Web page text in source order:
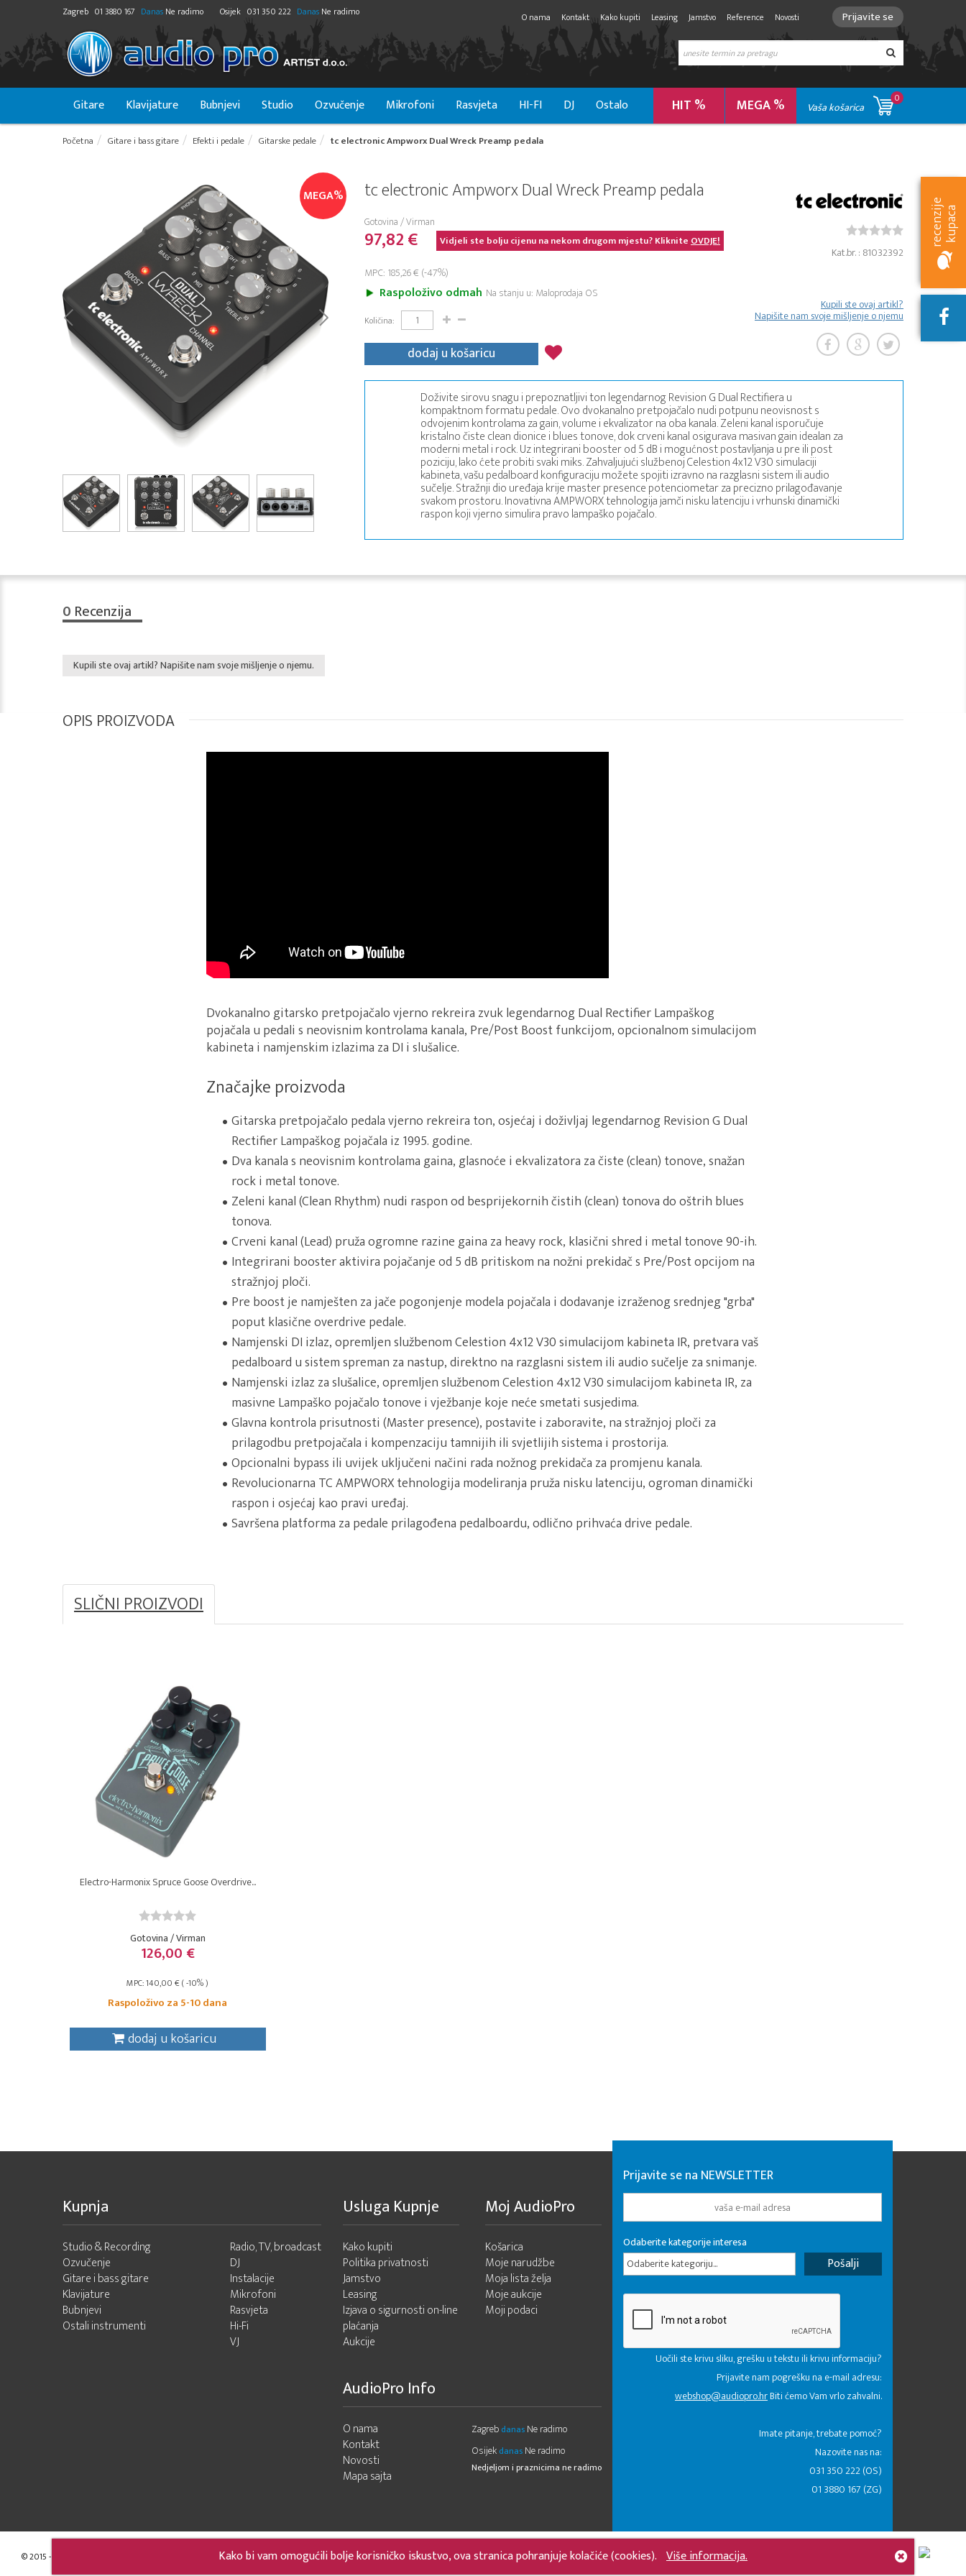
Zagreb 01 3880 167 Danas Ne radimo Osijek 031 350 222 Danas Ne radimo Prijavite se
O nama Kontakt Kako kupiti Leasing Jamstvo Reference Novosti
Gitare Klavijature Bubnjevi Studio Ozvučenje Mikrofoni Rasvjeta HI-FI DJ Ostalo Vaša košarica
0
MEGA %
HIT %
Početna Gitare i bass gitare Efekti i pedale Gitarske pedale tc electronic Ampworx Dual Wreck Preamp pedala
MEGA% tc electronic Ampworx Dual Wreck Preamp pedala
Gotovina / Virman
97,82 € Vidjeli ste bolju cijenu na nekom drugom mjestu? KlikniteOVDJE!
MPC: 185,26 € (-47%)
Raspoloživo odmah Na stanju u: Maloprodaja OS
Količina:
dodaj u košaricu
Kat.br. : 81032392
Kupili ste ovaj artikl?
Napišite nam svoje mišljenje o njemu
Doživite sirovu snagu i prepoznatljivi ton legendarnog Revision G Dual Rectifiera u
kompaktnom formatu pedale. Ovo dvokanalno pretpojačalo nudi potpunu neovisnost s
odvojenim kontrolama za gain, volume i ekvalizator na oba kanala. Zeleni kanal isporučuje
kristalno čiste clean dionice i blues tonove, dok crveni kanal osigurava masivan gain idealan za
moderni metal i rock. Uz integrirani booster od 5 dB i mogućnost postavljanja u pre ili post
poziciju, lako ćete probiti svaki miks. Zahvaljujući službenoj Celestion 4x12 V30 simulaciji
kabineta, vašu pedalboard konfiguraciju možete spojiti izravno na razglasni sistem ili audio
sučelje. Stražnji dio uređaja krije master presence potenciometar za precizno prilagođavanje
svakom prostoru. Inovativna AMPWORX tehnologija jamči nisku latenciju i vrhunski dinamički
raspon koji vjerno simulira pravo lampaško pojačalo.
0 Recenzija
Kupili ste ovaj artikl? Napišite nam svoje mišljenje o njemu.
OPIS PROIZVODA
Dvokanalno gitarsko pretpojačalo vjerno rekreira zvuk legendarnog Dual Rectifier Lampaškog
pojačala u pedali s neovisnim kontrolama kanala, Pre/Post Boost funkcijom, opcionalnom simulacijom
kabineta i namjenskim izlazima za DI i slušalice.
Značajke proizvoda
Gitarska pretpojačalo pedala vjerno rekreira ton, osjećaj i doživljaj legendarnog Revision G Dual
Rectifier Lampaškog pojačala iz 1995. godine.
Dva kanala s neovisnim kontrolama gaina, glasnoće i ekvalizatora za čiste (clean) tonove, snažan
rock i metal tonove.
Zeleni kanal (Clean Rhythm) nudi raspon od besprijekornih čistih (clean) tonova do oštrih blues
tonova.
Crveni kanal (Lead) pruža ogromne razine gaina za heavy rock, klasični shred i metal tonove 90-ih.
Integrirani booster aktivira pojačanje od 5 dB pritiskom na nožni prekidač s Pre/Post opcijom na
stražnjoj ploči.
Pre boost je namješten za jače pogonjenje modela pojačala i dodavanje izraženog srednjeg "grba"
poput klasične overdrive pedale.
Namjenski DI izlaz, opremljen službenom Celestion 4x12 V30 simulacijom kabineta IR, pretvara vaš
pedalboard u sistem spreman za nastup, direktno na razglasni sistem ili audio sučelje za snimanje.
Namjenski izlaz za slušalice, opremljen službenom Celestion 4x12 V30 simulacijom kabineta IR, za
masivne Lampaško pojačalo tonove i vježbanje koje neće smetati susjedima.
Glavna kontrola prisutnosti (Master presence), postavite i zaboravite, na stražnjoj ploči za
prilagodbu pretpojačala i kompenzaciju tamnijih ili svjetlijih sistema i prostorija.
Opcionalni bypass ili uvijek uključeni načini rada nožnog prekidača za promjenu kanala.
Revolucionarna TC AMPWORX tehnologija modeliranja pruža nisku latenciju, ogroman dinamički
raspon i osjećaj kao pravi uređaj.
Savršena platforma za pedale prilagođena pedalboardu, odlično prihvaća drive pedale.
SLIČNI PROIZVODI
Electro-Harmonix Spruce Goose Overdrive...
Gotovina / Virman
126,00 €
MPC: 140,00 € ( -10% )
Raspoloživo za 5-10 dana
dodaj u košaricu
r
e
c
e
n
z
ij
e
k
u
p
a
ca
Kako bi vam omogućili bolje korisničko iskustvo, ova stranica pohranjuje kolačiće (cookies). Više informacija.
Kupnja
Studio & Recording
Ozvučenje
Gitare i bass gitare
Klavijature
Bubnjevi
Ostali instrumenti
Radio, TV, broadcast
DJ
Instalacije
Mikrofoni
Rasvjeta
Hi-Fi
VJ
Usluga Kupnje
Kako kupiti
Politika privatnosti
Jamstvo
Leasing
Izjava o sigurnosti on-line
plaćanja
Aukcije
Moj AudioPro
Košarica
Moje narudžbe
Moja lista želja
Moje aukcije
Moji podaci
AudioPro Info
O nama
Kontakt
Novosti
Mapa sajta
Zagreb danas Ne radimo
Osijek danas Ne radimo
Nedjeljom i praznicima ne radimo
Prijavite se na NEWSLETTER
Odaberite kategorije interesa
Odaberite kategoriju...
Uočili ste krivu sliku, grešku u tekstu ili krivu informaciju?
Prijavite nam pogrešku na e-mail adresu:
webshop@audiopro.hrBiti ćemo Vam vrlo zahvalni.
​Imate pitanje, trebate pomoć?
Nazovite nas na:
031 350 222 (OS)
01 3880 167 (ZG)
© 2015 - 2026 Audio Pro Artist Developed by LABNET.RS